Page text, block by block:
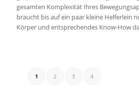
gesamten Komplexität Ihres
braucht bis auf ein paar kleine Helferlein
Körper und entsprechendes Know-How
1 2 3 4